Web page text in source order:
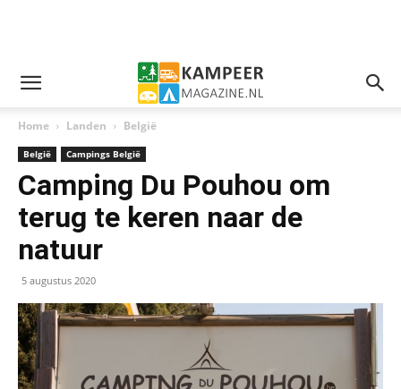
Home Landen België
België Campings België
Camping Du Pouhou om
terug te keren naar de
natuur
5 augustus 2020